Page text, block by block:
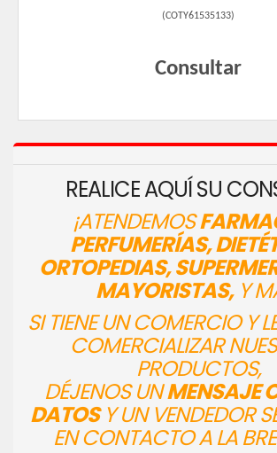
(COTY61535133)
Consultar
REALICE AQUÍ SU
¡ATENDEMOS
PERFUMERÍAS,
ORTOPEDIAS,
MAYORISTAS,Y
SI TIENE UN COMERCIO Y
COMERCIALIZAR
PRODUCTOS,
DÉJENOS UNMENSAJE
DATOSY UN VENDEDOR
EN CONTACTO A LA